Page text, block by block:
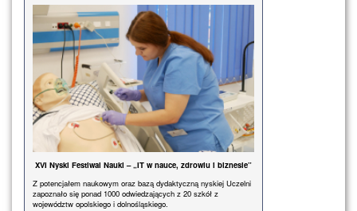
XVI Nyski Festiwal Nauki – „IT w nauce, zdrowiu i biznesie”
Z potencjałem naukowym oraz bazą dydaktyczną nyskiej Uczelni
zapoznało się ponad 1000 odwiedzających z 20 szkół z
województw opolskiego i dolnośląskiego.